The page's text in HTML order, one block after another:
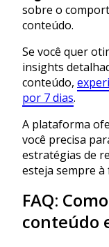
sobre o
conteúdo.
Se você quer
insights
conteúdo,
por 7 dias.
A plataforma
você precisa
estratégias de
esteja sempre
FAQ:
conteúdo